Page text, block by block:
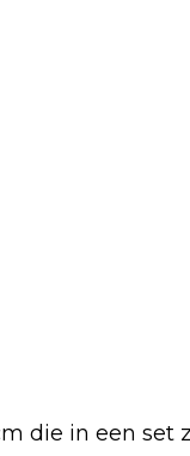
die in een set